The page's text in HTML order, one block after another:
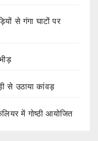
से गंगा घाटों पर
से उठाया कांवड़
में गोष्ठी आयोजित